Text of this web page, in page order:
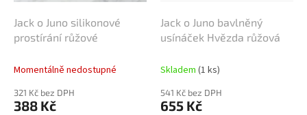
Jack o Juno silikonové
prostírání růžové
Momentálně nedostupné
321 Kč bez DPH
388 Kč
Jack o Juno bavlněný
usínáček Hvězda růžová
Skladem (1 ks)
541 Kč bez DPH
655 Kč